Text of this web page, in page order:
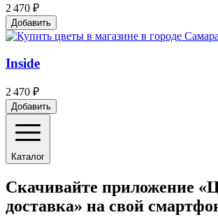
2 470 ₽
Добавить
Inside
2 470 ₽
Добавить
Каталог
Скачивайте приложение
доставка» на свой